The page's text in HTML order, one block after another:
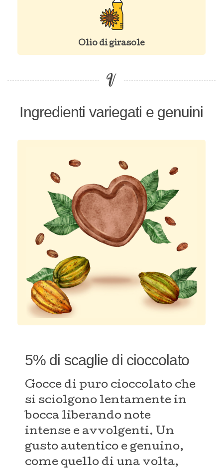
Olio di girasole
Ingredienti variegati e genuini
5% di scaglie di cioccolato
Gocce di puro cioccolato che
si sciolgono lentamente in
bocca liberando note
intense e avvolgenti. Un
gusto autentico e genuino,
come quello di una volta,